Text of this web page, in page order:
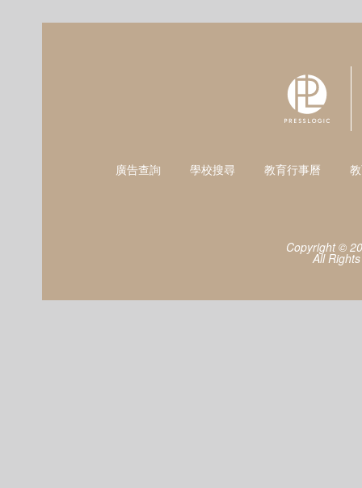
廣告查詢 學校搜尋 教育行事曆
Copyright ©
All